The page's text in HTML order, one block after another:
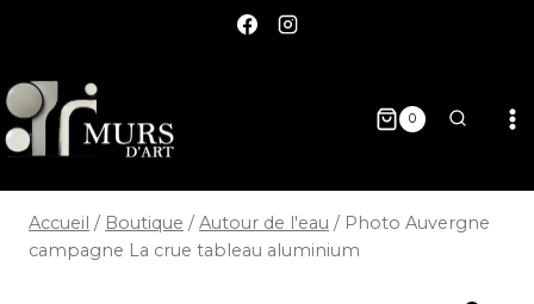
0
Accueil / Boutique / Autour de l'eau / Photo Auvergne
campagne La crue tableau aluminium